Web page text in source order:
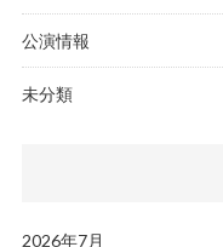
公演情報
未分類
2026年7月